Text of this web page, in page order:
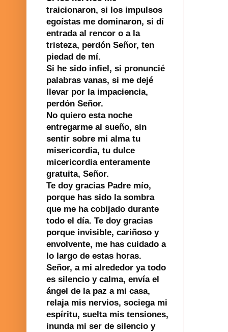
traicionaron, si los impulsos
egoístas me dominaron, si dí
entrada al rencor o a la
tristeza, perdón Señor, ten
piedad de mí.
Si he sido infiel, si pronuncié
palabras vanas, si me dejé
llevar por la impaciencia,
perdón Señor.
No quiero esta noche
entregarme al sueño, sin
sentir sobre mi alma tu
misericordia, tu dulce
micericordia enteramente
gratuita, Señor.
Te doy gracias Padre mío,
porque has sido la sombra
que me ha cobijado durante
todo el día. Te doy gracias
porque invisible, cariñoso y
envolvente, me has cuidado a
lo largo de estas horas.
Señor, a mi alrededor ya todo
es silencio y calma, envía el
ángel de la paz a mi casa,
relaja mis nervios, sociega mi
espíritu, suelta mis tensiones,
inunda mi ser de silencio y